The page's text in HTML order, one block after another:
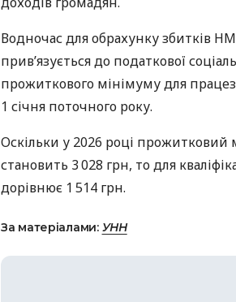
Водночас для обрахунку збитків
прив’язується до податкової
прожиткового мінімуму для
1 січня поточного року.
Оскільки у 2026 році прожитковий
становить 3 028 грн, то для
дорівнює 1 514 грн.
За матеріалами: УНН